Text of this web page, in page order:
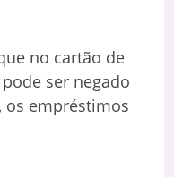
no cartão de
ser negado
os empréstimos